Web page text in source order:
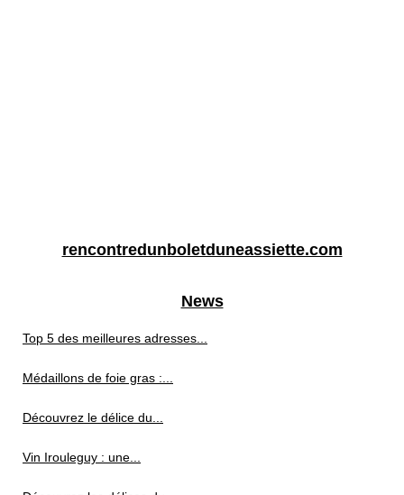
rencontredunboletduneassiette.com
News
Top 5 des meilleures adresses...
Médaillons de foie gras :...
Découvrez le délice du...
Vin Irouleguy : une...